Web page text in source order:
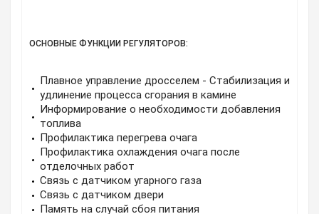
ОСНОВНЫЕ ФУНКЦИИ РЕГУЛЯТОРОВ:
Плавное управление дросселем - Стабилизация и
удлинение процесса сгорания в камине
Информирование о необходимости добавления
топлива
Профилактика перегрева очага
Профилактика охлаждения очага после
отделочных работ
Связь с датчиком угарного газа
Связь с датчиком двери
Память на случай сбоя питания